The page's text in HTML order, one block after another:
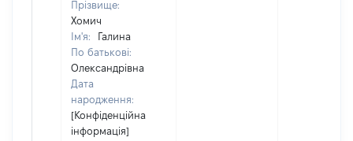
Прізвище:
Хомич
Ім'я:
Галина
По батькові:
Олександрівна
Дата
народження:
[Конфіденційна
інформація]